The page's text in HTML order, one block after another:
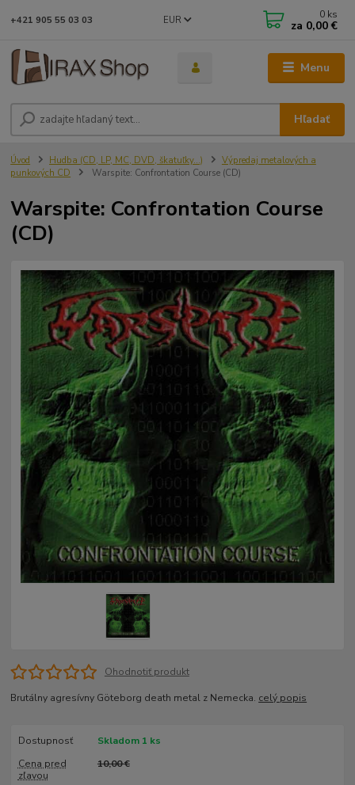
Menu
EUR
Hľadať
+421 905 55 03 03 0 ks
za 0,00 €
Úvod Hudba (CD, LP, MC, DVD, škatuľky...)
Výpredaj metalových a
punkových CD
Warspite: Confrontation Course (CD)
Warspite: Confrontation Course
(CD)
Ohodnotiť produkt
Brutálny agresívny Göteborg death metal z Nemecka. celý popis
Dostupnosť
Skladom 1 ks
Cena pred
zľavou
10,00 €